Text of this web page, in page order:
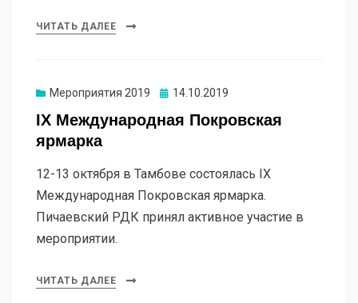
ЧИТАТЬ ДАЛЕЕ
Мероприятия 2019 14.10.2019
IX Международная Покровская
ярмарка
12-13 октября в Тамбове состоялась IX
Международная Покровская ярмарка.
Пичаевский РДК принял активное участие в
мероприятии.
ЧИТАТЬ ДАЛЕЕ